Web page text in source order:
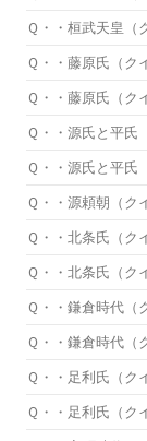
Ｑ・・桓武天皇
Ｑ・・藤原氏（
Ｑ・・藤原氏（ク
Ｑ・・源氏と平
Ｑ・・源氏と平氏
Ｑ・・源頼朝（
Ｑ・・北条氏（
Ｑ・・北条氏（ク
Ｑ・・鎌倉時代
Ｑ・・鎌倉時代（
Ｑ・・足利氏（
Ｑ・・足利氏（ク